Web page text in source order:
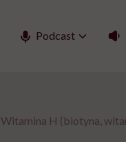
Podcast
Witamina H (biotyna,